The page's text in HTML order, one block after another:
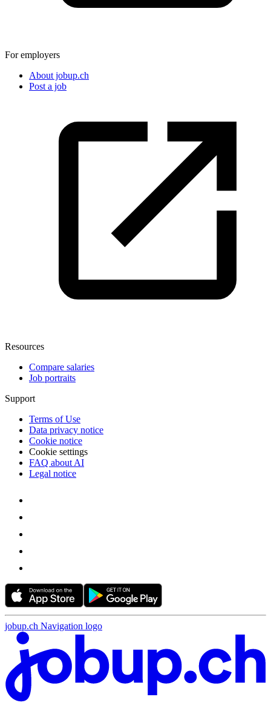
For employers
About jobup.ch
Post a job
Resources
Compare salaries
Job portraits
Support
Terms of Use
Data privacy notice
Cookie notice
Cookie settings
FAQ about AI
Legal notice
jobup.ch Navigation logo